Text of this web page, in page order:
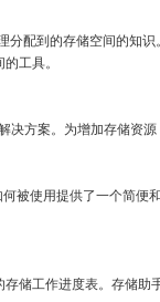
分配到的存储空间的知
工具。
决方案。为增加存储资
何被使用提供了一个简
存储工作进度表。存储